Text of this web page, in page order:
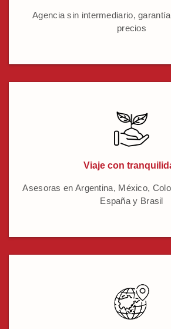
Agencia sin intermediario,
precios
Viaje con
Asesoras en Argentina, México,
España y Brasil